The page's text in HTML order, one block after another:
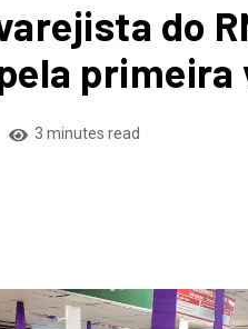
do
primeira
3 minutes read